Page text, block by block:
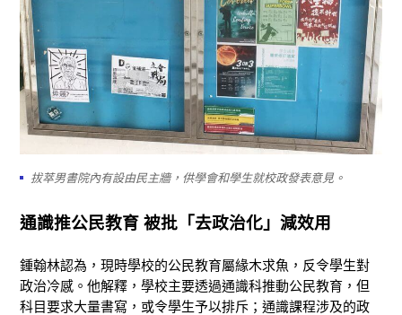
拔萃男書院內有設由民主牆，供學會和學生就校政發表意見。
通識推公民教育 被批「去政治化」減效用
鍾翰林認為，現時學校的公民教育屬緣木求魚，反令學生對
政治冷感。他解釋，學校主要透過通識科推動公民教育，但
科目要求大量書寫，或令學生予以排斥；通識課程涉及的政